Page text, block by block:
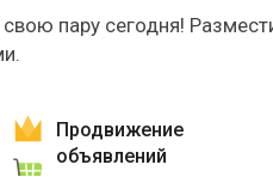
пару сегодня!
Продвижение
объявлений